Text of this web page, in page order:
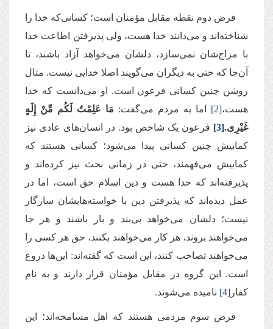
فرض دوم نقطه مقابل مؤمنان است؛ کسانی‌که خدا را
شناخته‌اند و می‌دانند خدا هست، ولی پذیرفتن اطاعت خدا
با مزاج‌شان نمی‌سازد، دلشان می‌خواهد آزاد باشند، تا
آن‌جا که حتی به دیگران می‌گویند اصلا خدایی نیست. مثال
روشن چنین کسانی فرعون است. او می‌دانست که خدا
هست،[2] اما به مردم می‌گفت: مَا عَلِمْتُ لَكُم مِّنْ إِلَهٍ
غَیْرِی.[3] فرعون یک شاخص بود. در انسان‌های عادی نیز
کمابیش چنین کسانی پیدا می‌شود؛ کسانی هستند که
کمابیش می‌فهمند، حتی در زمانی بحث نیز کرده‌اند و
پذیرفته‌اند که خدا هست و دین اسلام حق است، اما در
عمل دیده‌اند که پذیرفتن دین با خواسته‌هایشان سازگار
نیست؛ دلشان می‌خواهد بی‌بند و بار باشند و هر جا
می‌خواهند بروند، هر کار می‌خواهند بکنند، حق هر کسی را
می‌خواهند تصاحب کنند، این است که گفته‌اند: این‌ها دروغ
است. این گروه در مقابل مؤمنان قرار دارند و به نام
کفار [4] نامیده می‌شوند.
فرض سوم مردمی هستند که اهل مسامحه‌اند؛ این